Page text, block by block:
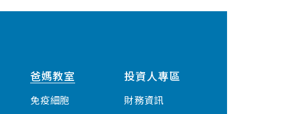
爸媽教室
免疫細胞
投資人專區
財務資訊